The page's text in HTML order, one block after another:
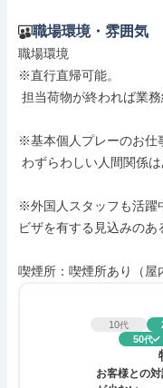
職場環境・雰囲気
職場環境
※直行直帰可能。
※基本個人プレーのお仕
※外国人スタッフも活躍
ビザを有する見込みのあ
喫煙所：喫煙所あり（屋
10代
50代
お客様との